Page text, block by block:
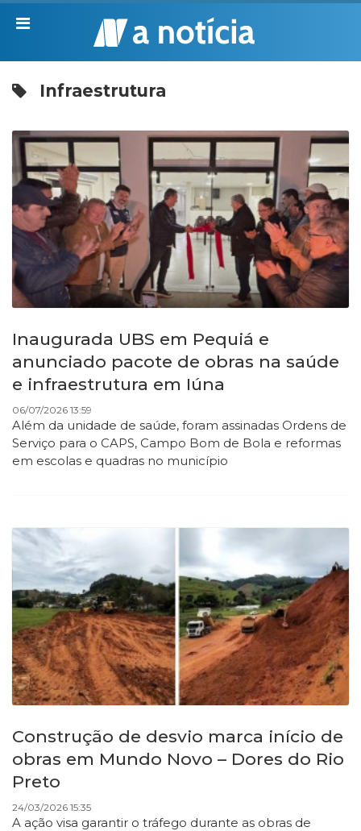
Infraestrutura
Inaugurada UBS em Pequiá e
anunciado pacote de obras na saúde
e infraestrutura em Iúna
06/07/2026 13:59
Além da unidade de saúde, foram assinadas Ordens de
Serviço para o CAPS, Campo Bom de Bola e reformas
em escolas e quadras no município
Construção de desvio marca início de
obras em Mundo Novo – Dores do Rio
Preto
24/03/2026 15:35
A ação visa garantir o tráfego durante as obras de